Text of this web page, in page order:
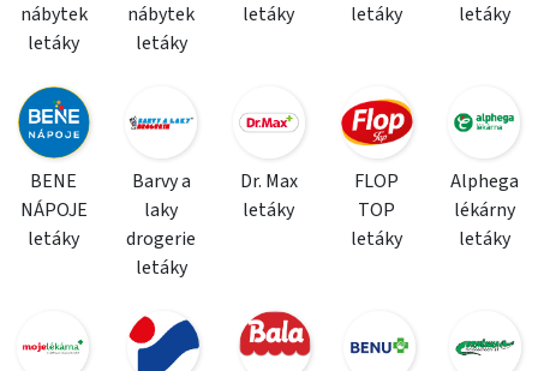
nábytek
letáky
nábytek
letáky
letáky
letáky
letáky
BENE
NÁPOJE
letáky
Barvy a
laky
drogerie
letáky
Dr. Max
letáky
FLOP
TOP
letáky
Alphega
lékárny
letáky